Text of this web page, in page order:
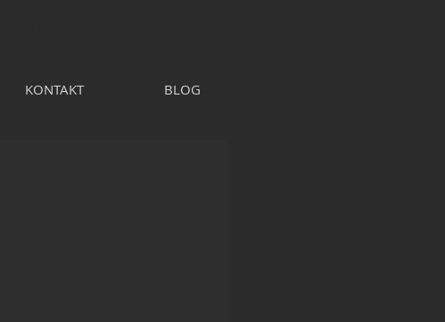
KONTAKT BLOG